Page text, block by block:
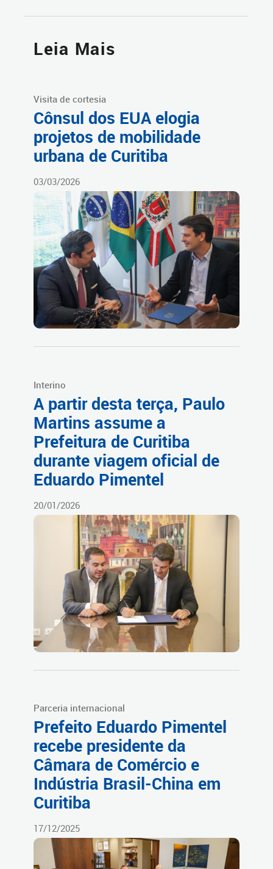
Leia Mais
Visita de cortesia
Cônsul dos EUA elogia
projetos de mobilidade
urbana de Curitiba
03/03/2026
Interino
A partir desta terça, Paulo
Martins assume a
Prefeitura de Curitiba
durante viagem oficial de
Eduardo Pimentel
20/01/2026
Parceria internacional
Prefeito Eduardo Pimentel
recebe presidente da
Câmara de Comércio e
Indústria Brasil-China em
Curitiba
17/12/2025